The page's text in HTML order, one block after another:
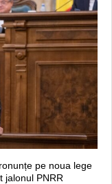
pe noua lege
jalonul PNRR